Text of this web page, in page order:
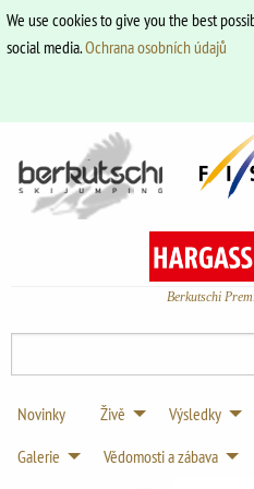
We use cookies to give you the best
social media.Ochrana osobních údajů
Berkutschi
Novinky Živě Výsledky
Galerie
Vědomosti a zábava